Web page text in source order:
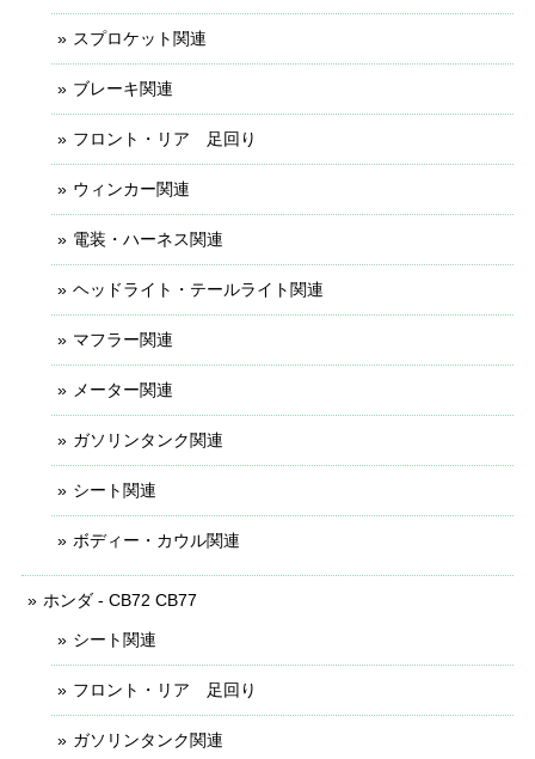
スプロケット関連
ブレーキ関連
フロント・リア 足回り
ウィンカー関連
電装・ハーネス関連
ヘッドライト・テールライト関連
マフラー関連
メーター関連
ガソリンタンク関連
シート関連
ボディー・カウル関連
ホンダ - CB72 CB77
シート関連
フロント・リア 足回り
ガソリンタンク関連